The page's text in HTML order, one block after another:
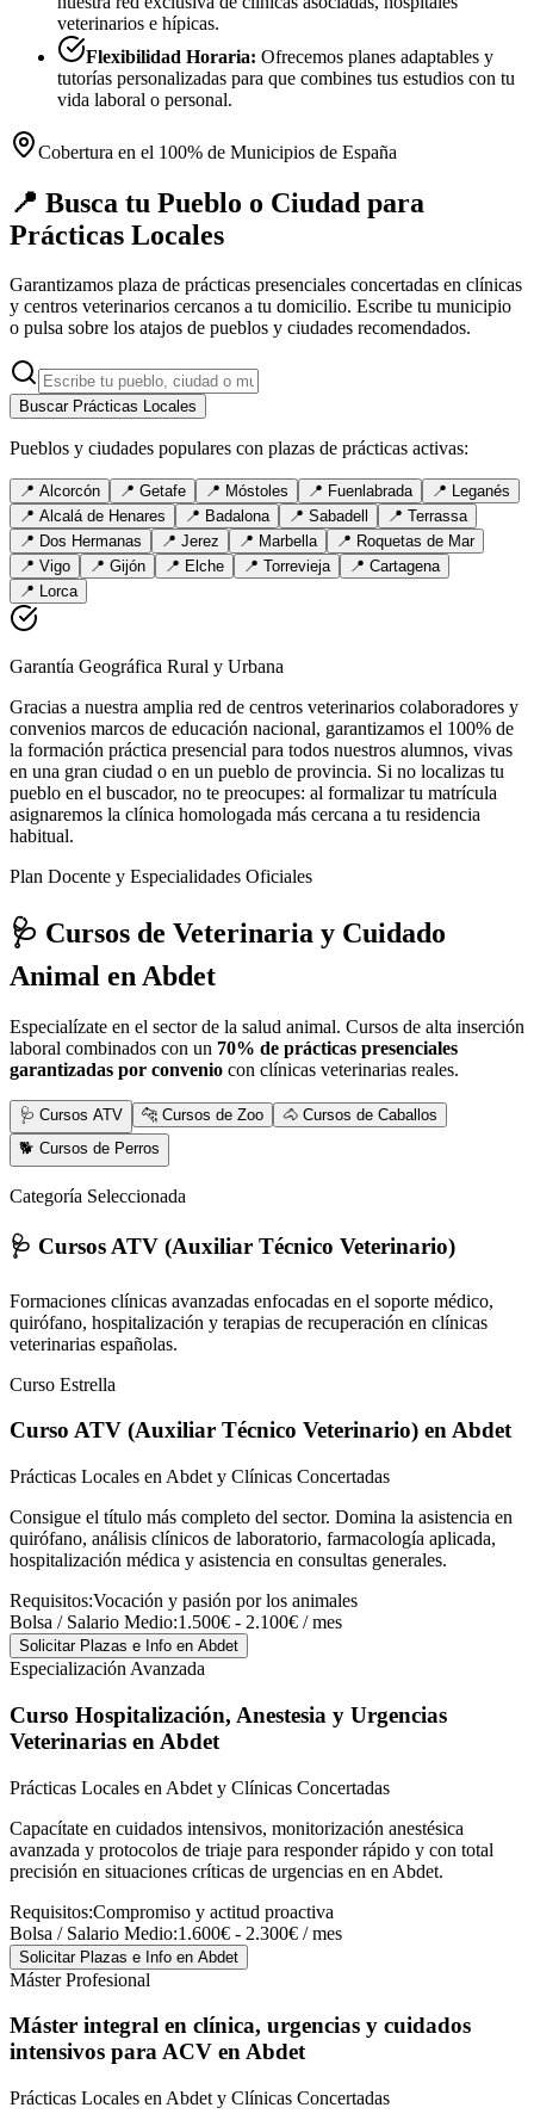
veterinarios e hípicas.
Flexibilidad Horaria: Ofrecemos planes adaptables y
tutorías personalizadas para que combines tus estudios con tu
vida laboral o personal.
Cobertura en el 100% de Municipios de España
📍 Busca tu Pueblo o Ciudad para
Prácticas Locales
Garantizamos plaza de prácticas presenciales concertadas en clínicas
y centros veterinarios cercanos a tu domicilio. Escribe tu municipio
o pulsa sobre los atajos de pueblos y ciudades recomendados.
Buscar Prácticas Locales
Pueblos y ciudades populares con plazas de prácticas activas:
📍 Alcorcón 📍 Getafe 📍 Móstoles 📍 Fuenlabrada 📍 Leganés
📍 Alcalá de Henares 📍 Badalona 📍 Sabadell 📍 Terrassa
📍 Dos Hermanas 📍 Jerez 📍 Marbella 📍 Roquetas de Mar
📍 Vigo 📍 Gijón 📍 Elche 📍 Torrevieja 📍 Cartagena
📍 Lorca
Garantía Geográfica Rural y Urbana
Gracias a nuestra amplia red de centros veterinarios colaboradores y
convenios marcos de educación nacional, garantizamos el 100% de
la formación práctica presencial para todos nuestros alumnos, vivas
en una gran ciudad o en un pueblo de provincia. Si no localizas tu
pueblo en el buscador, no te preocupes: al formalizar tu matrícula
asignaremos la clínica homologada más cercana a tu residencia
habitual.
Plan Docente y Especialidades Oficiales
🩺 Cursos de Veterinaria y Cuidado
Animal en Abdet
Especialízate en el sector de la salud animal. Cursos de alta inserción
laboral combinados con un 70% de prácticas presenciales
garantizadas por convenio con clínicas veterinarias reales.
🩺 Cursos ATV 🐆 Cursos de Zoo
🐴 Cursos de Caballos
🐕 Cursos de Perros
Categoría Seleccionada
🩺 Cursos ATV (Auxiliar Técnico Veterinario)
Formaciones clínicas avanzadas enfocadas en el soporte médico,
quirófano, hospitalización y terapias de recuperación en clínicas
veterinarias españolas.
Curso Estrella
Curso ATV (Auxiliar Técnico Veterinario) en Abdet
Prácticas Locales en Abdet y Clínicas Concertadas
Consigue el título más completo del sector. Domina la asistencia en
quirófano, análisis clínicos de laboratorio, farmacología aplicada,
hospitalización médica y asistencia en consultas generales.
Requisitos:Vocación y pasión por los animales
Bolsa / Salario Medio:1.500€ - 2.100€ / mes
Solicitar Plazas e Info en Abdet
Especialización Avanzada
Curso Hospitalización, Anestesia y Urgencias
Veterinarias en Abdet
Prácticas Locales en Abdet y Clínicas Concertadas
Capacítate en cuidados intensivos, monitorización anestésica
avanzada y protocolos de triaje para responder rápido y con total
precisión en situaciones críticas de urgencias en en Abdet.
Requisitos:Compromiso y actitud proactiva
Bolsa / Salario Medio:1.600€ - 2.300€ / mes
Solicitar Plazas e Info en Abdet
Máster Profesional
Máster integral en clínica, urgencias y cuidados
intensivos para ACV en Abdet
Prácticas Locales en Abdet y Clínicas Concertadas